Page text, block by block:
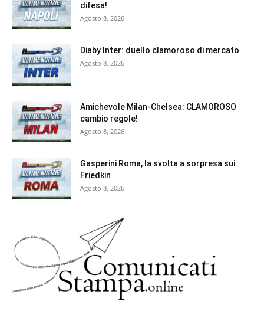
difesa!
Agosto 8, 2026
Diaby Inter: duello clamoroso di mercato
Agosto 8, 2026
Amichevole Milan-Chelsea: CLAMOROSO
cambio regole!
Agosto 8, 2026
Gasperini Roma, la svolta a sorpresa sui
Friedkin
Agosto 8, 2026